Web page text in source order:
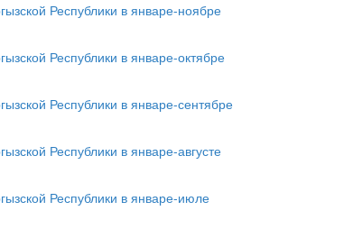
Республики в январе-ноябре
Республики в январе-октябре
Республики в январе-сентябре
Республики в январе-августе
Республики в январе-июле